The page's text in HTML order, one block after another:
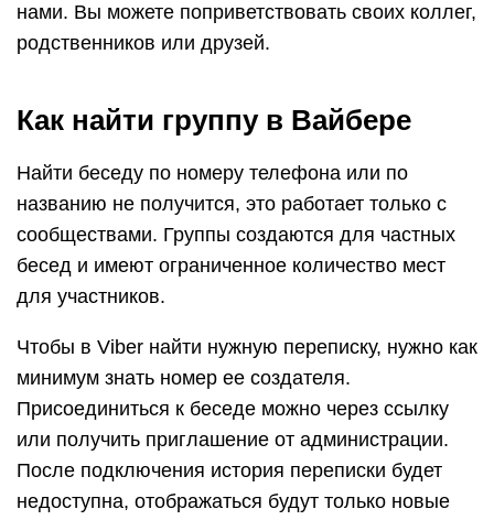
нами. Вы можете поприветствовать своих коллег,
родственников или друзей.
Как найти группу в Вайбере
Найти беседу по номеру телефона или по
названию не получится, это работает только с
сообществами. Группы создаются для частных
бесед и имеют ограниченное количество мест
для участников.
Чтобы в Viber найти нужную переписку, нужно как
минимум знать номер ее создателя.
Присоединиться к беседе можно через ссылку
или получить приглашение от администрации.
После подключения история переписки будет
недоступна, отображаться будут только новые